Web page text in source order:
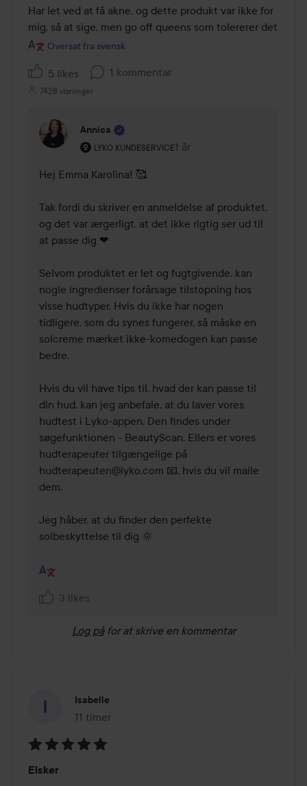
ud
af
5
Har let ved at få akne, og dette produkt var ikke for
mig, så at sige, men go off queens som tolererer det
Oversat fra svensk
5 likes 1 kommentar
7428 visninger
Annica
LYKO KUNDESERVICE
Brugerens rolle: Lyko Kundeservice.
1 år
Kommentaren lades 1 år
Hej Emma Karolina! 🥰
Tak fordi du skriver en anmeldelse af produktet,
og det var ærgerligt, at det ikke rigtig ser ud til
at passe dig ❤
Selvom produktet er let og fugtgivende, kan
nogle ingredienser forårsage tilstopning hos
visse hudtyper. Hvis du ikke har nogen
tidligere, som du synes fungerer, så måske en
solcreme mærket ikke-komedogen kan passe
bedre.
Hvis du vil have tips til, hvad der kan passe til
din hud, kan jeg anbefale, at du laver vores
hudtest i Lyko-appen. Den findes under
søgefunktionen - BeautyScan. Ellers er vores
hudterapeuter tilgængelige på
hudterapeuten@lyko.com 📧, hvis du vil maile
dem.
Jeg håber, at du finder den perfekte
solbeskyttelse til dig 🌞
3 likes
Log på for at skrive en kommentar
Isabelle
11 timer
Posten blev oprettet 11 timer
5
Elsker